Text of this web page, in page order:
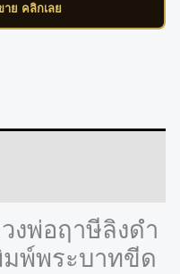
ย คลิกเลย
งพ่อฤาษีลิงดำ
พ์พระบาทขีด